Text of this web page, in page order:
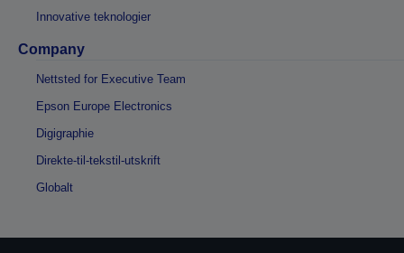
Innovative teknologier
Company
Nettsted for Executive Team
Epson Europe Electronics
Digigraphie
Direkte-til-tekstil-utskrift
Globalt